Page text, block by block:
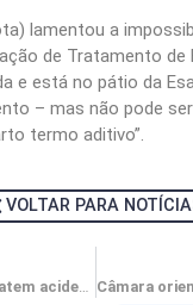
lamentou a
de Tratamento de
e está no pátio da
– mas não pode
termo aditivo”.
VOLTAR PARA
Vereadores debatem acidentes com animais nas linhas Verde e Azul